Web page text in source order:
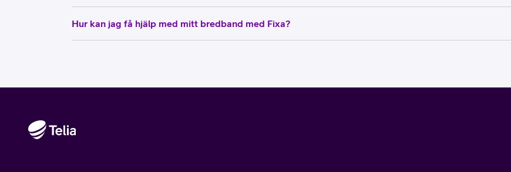
Hur kan jag få hjälp med mitt bredband med Fixa?